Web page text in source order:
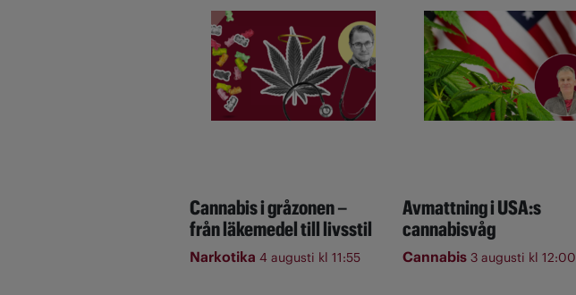
Cannabis i gråzonen –
från läkemedel till livsstil
Narkotika 4 augusti kl 11:55
Avmattning i USA:s
cannabisvåg
Cannabis 3 augusti kl 12:00